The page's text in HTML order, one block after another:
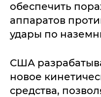
обеспечить
аппаратов
удары по
США
новое
средства,